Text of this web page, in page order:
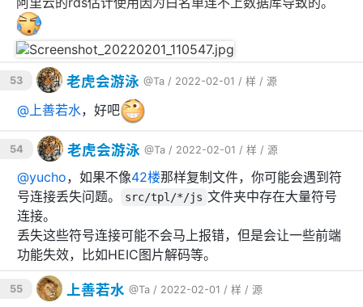
53 老虎会游泳 @Ta / 2022-02-01 / 样 / 源
@上善若水，好吧
54 老虎会游泳 @Ta / 2022-02-01 / 样 / 源
@yucho，如果不像42楼那样复制文件，你可能会遇到符
号连接丢失问题。
src/tpl/*/js 文件夹中存在大量符号
连接。
丢失这些符号连接可能不会马上报错，但是会让一些前端
功能失效，比如HEIC图片解码等。
55 上善若水 @Ta / 2022-02-01 / 样 / 源